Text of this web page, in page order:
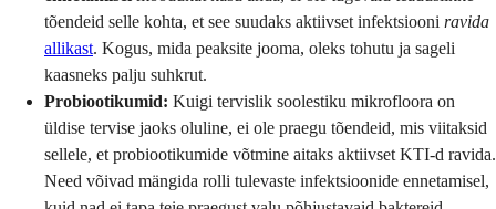
tõendeid selle kohta, et see suudaks aktiivset infektsiooni ravida
allikast. Kogus, mida peaksite jooma, oleks tohutu ja sageli
kaasneks palju suhkrut.
Probiootikumid: Kuigi tervislik soolestiku mikrofloora on
üldise tervise jaoks oluline, ei ole praegu tõendeid, mis viitaksid
sellele, et probiootikumide võtmine aitaks aktiivset KTI-d ravida.
Need võivad mängida rolli tulevaste infektsioonide ennetamisel,